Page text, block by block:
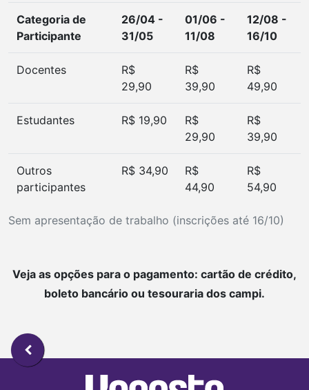
Sem apresentação de trabalho (inscrições até 16/10)
Categoria de
Participante
26/04 -
31/05
01/06 -
11/08
12/08 -
16/10
Docentes
R$
29,90
R$
39,90
R$
49,90
Estudantes R$ 19,90
R$
29,90
R$
39,90
Outros
participantes
R$ 34,90
R$
44,90
R$
54,90
Veja as opções para o pagamento: cartão de crédito,
boleto bancário ou tesouraria dos campi.